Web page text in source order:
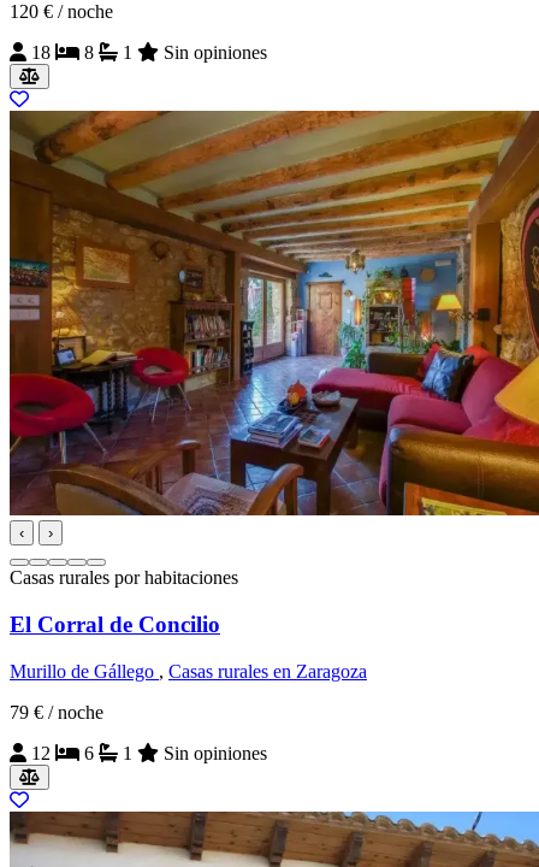
120 € / noche
18
8 1 Sin opiniones
‹ ›
Casas rurales por habitaciones
El Corral de Concilio
Murillo de Gállego , Casas rurales en Zaragoza
79 € / noche
12
6 1 Sin opiniones